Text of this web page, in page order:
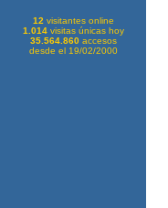
12 visitantes online
1.014visitas únicas hoy
35.564.860accesos
desde el 19/02/2000